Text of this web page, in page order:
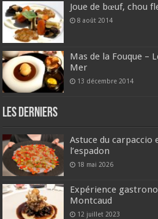
Joue de bœuf, chou
8 août 2014
Mas de la Fouque –
Mer
13 décembre 2014
Les derniers
Astuce du carpaccio
l’espadon
18 mai 2026
Expérience
Montcaud
12 juillet 2023